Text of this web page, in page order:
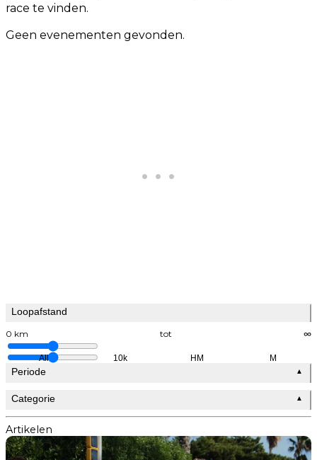
race te vinden.
Geen evenementen gevonden.
Loopafstand
0 km tot ∞
All 10k HM M
Periode ▲
Categorie ▲
Artikelen